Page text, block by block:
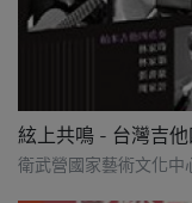
絃上共鳴 - 台灣吉
衛武營國家藝術文化中